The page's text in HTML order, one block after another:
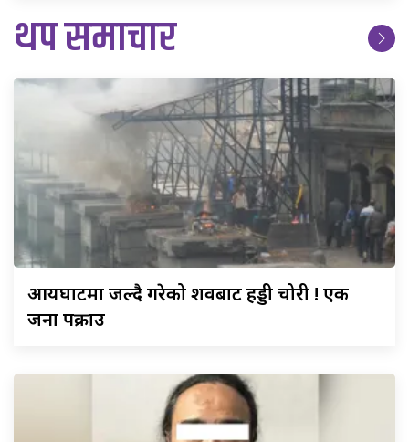
थप समाचार
आर्यघाटमाजल्दै गरेको शवबाट हड्डी चोरी ! एक
जना पक्राउ